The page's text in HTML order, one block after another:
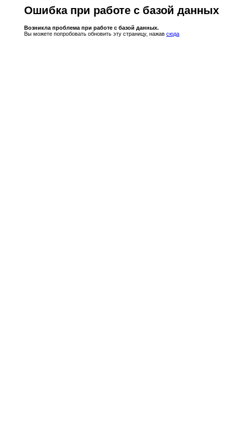
Ошибка при работе с базой данных
Возникла проблема при работе с базой данных.
Вы можете попробовать обновить эту страницу, нажав сюда